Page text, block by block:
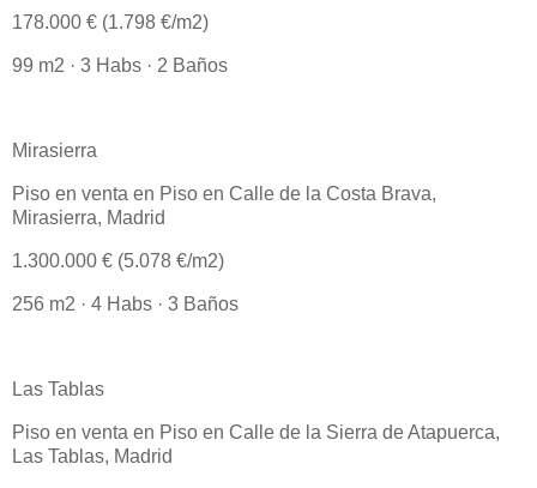
178.000 € (1.798 €/m2)
99 m2 · 3 Habs · 2 Baños
Mirasierra
Piso en venta en Piso en Calle de la Costa Brava,
Mirasierra, Madrid
1.300.000 € (5.078 €/m2)
256 m2 · 4 Habs · 3 Baños
Las Tablas
Piso en venta en Piso en Calle de la Sierra de Atapuerca,
Las Tablas, Madrid